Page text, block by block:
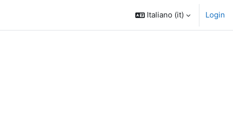
Italiano ‎(it)‎ Login